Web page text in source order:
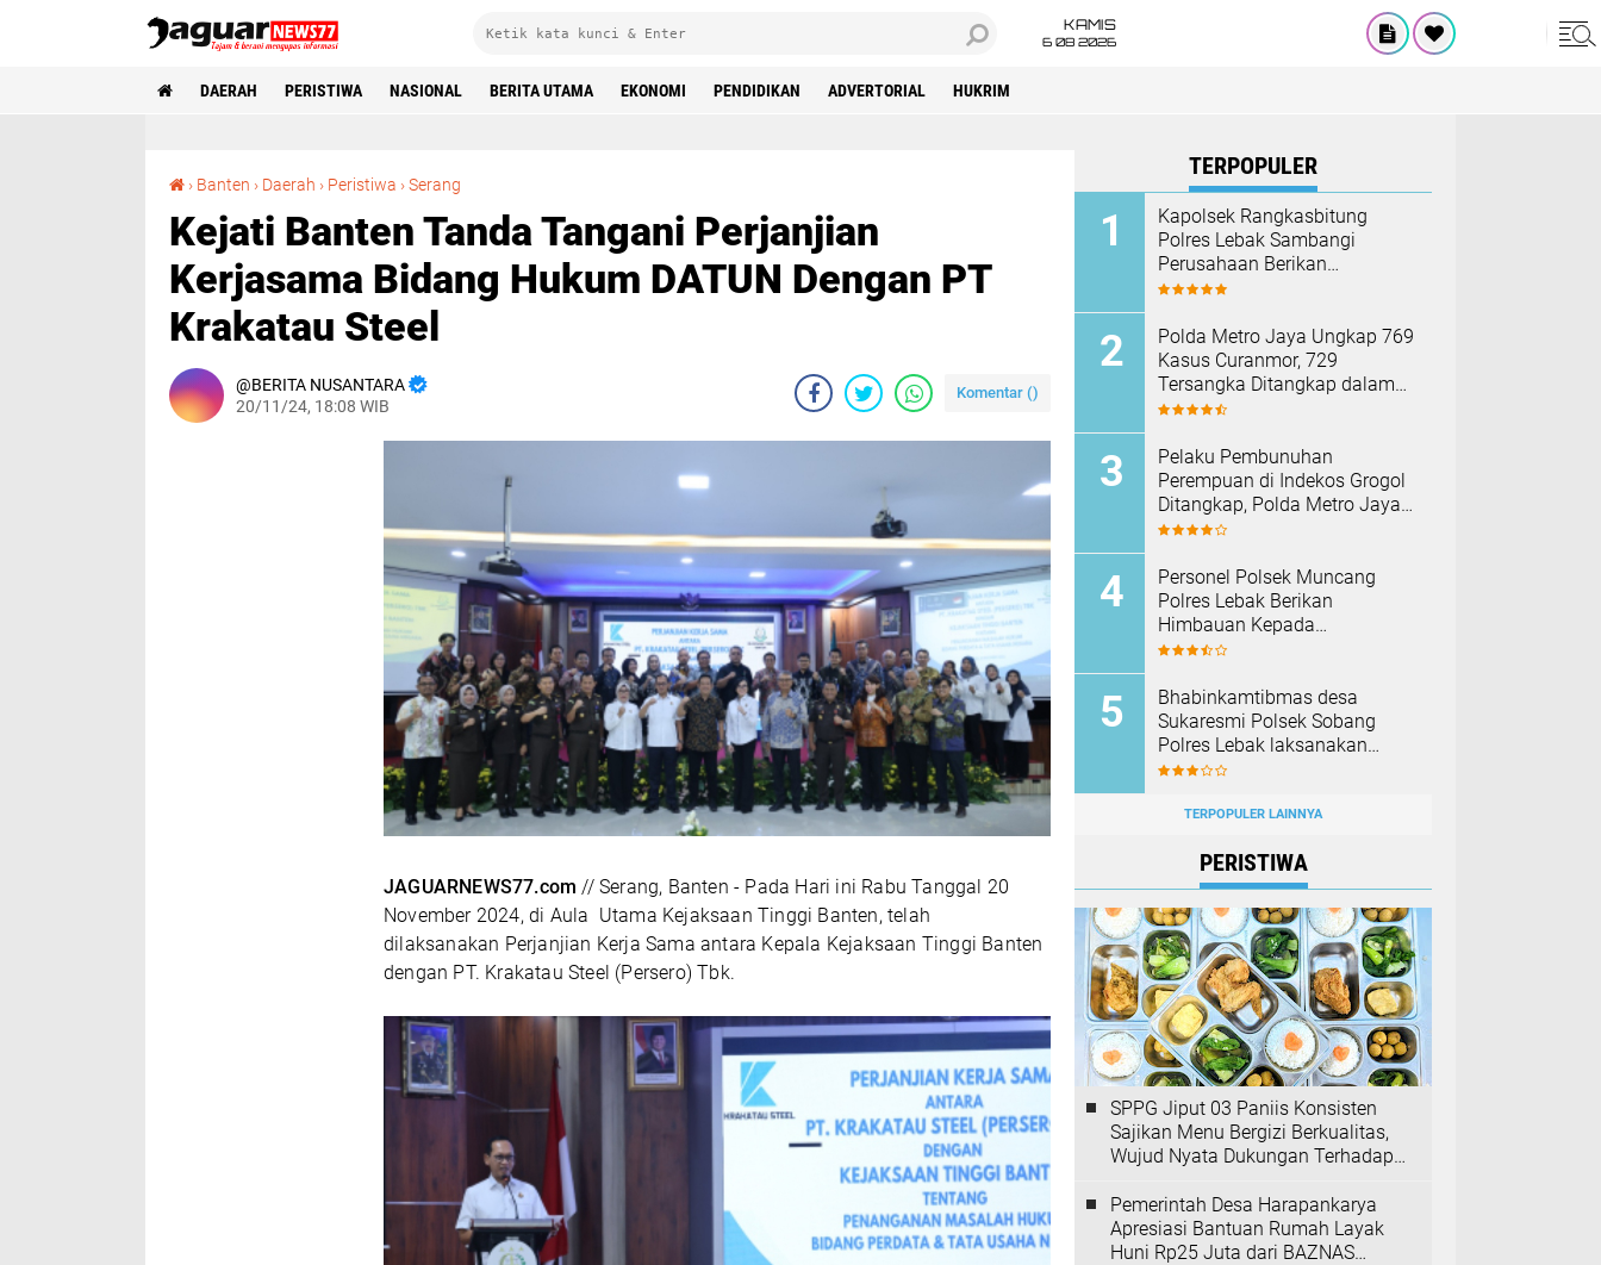
KAMIS
6 08 2026
DAERAH PERISTIWA NASIONAL BERITA UTAMA EKONOMI PENDIDIKAN ADVERTORIAL HUKRIM
› Banten › Daerah › Peristiwa ›Serang
Kejati Banten Tanda Tangani Perjanjian
Kerjasama Bidang Hukum DATUN Dengan PT
Krakatau Steel
BERITA NUSANTARA
20/11/24, 18:08 WIB
Komentar ()
JAGUARNEWS77.com // Serang, Banten - Pada Hari ini Rabu Tanggal 20
November 2024, di Aula Utama Kejaksaan Tinggi Banten, telah
dilaksanakan Perjanjian Kerja Sama antara Kepala Kejaksaan Tinggi Banten
dengan PT. Krakatau Steel (Persero) Tbk.
TERPOPULER
Kapolsek Rangkasbitung
Polres Lebak Sambangi
Perusahaan Berikan
Himbauan Cegah Kebakaran
Polda Metro Jaya Ungkap 769
Kasus Curanmor, 729
Tersangka Ditangkap dalam
Operasi Berantas Jaya 2026‎
Pelaku Pembunuhan
Perempuan di Indekos Grogol
Ditangkap, Polda Metro Jaya
Sita Palu dan Sejumlah
Personel Polsek Muncang
Polres Lebak Berikan
Himbauan Kepada
Masyarakat Agar Tidak
Bhabinkamtibmas desa
Sukaresmi Polsek Sobang
Polres Lebak laksanakan
Sambang di Desa binaanya
TERPOPULER LAINNYA
PERISTIWA
SPPG Jiput 03 Paniis Konsisten
Sajikan Menu Bergizi Berkualitas,
Wujud Nyata Dukungan Terhadap
Pemerintah Desa Harapankarya
Apresiasi Bantuan Rumah Layak
Huni Rp25 Juta dari BAZNAS